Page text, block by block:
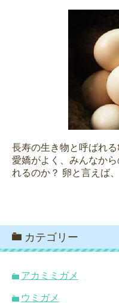
長寿の生き物と呼ばれ
愛嬌がよく、みんなか
れるのか？ 卵と言えば
カテゴリー
アカミミガメ
ウミガメ